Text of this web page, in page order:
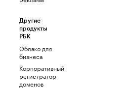
Другие
продукты
РБК
Облако для
бизнеса
Корпоративный
регистратор
доменов